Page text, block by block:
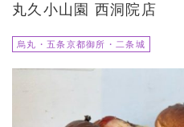
丸久小山園 西洞院店
烏丸・五条京都御所・二条城